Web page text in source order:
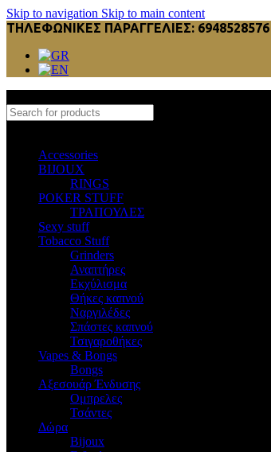
Skip to navigation Skip to main content
ΤΗΛΕΦΩΝΙΚΕΣ ΠΑΡΑΓΓΕΛΙΕΣ: 6948528576
Accessories
BIJOUX
RINGS
POKER STUFF
ΤΡΑΠΟΥΛΕΣ
Sexy stuff
Tobacco Stuff
Grinders
Αναπτήρες
Εκχύλισμα
Θήκες καπνού
Ναργιλέδες
Σπάστες καπνού
Τσιγαροθήκες
Vapes & Bongs
Bongs
Αξεσουάρ Ένδυσης
Oμπρελες
Τσάντες
Δώρα
Bijoux